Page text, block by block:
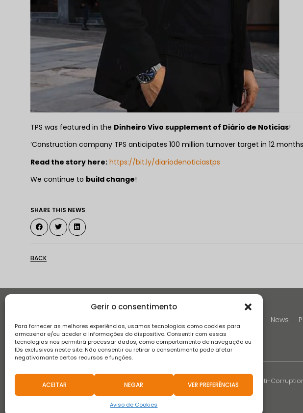
Gerir o consentimento
Para fornecer as melhores experiências, usamos tecnologias como cookies para
armazenar e/ou aceder a informações do dispositivo. Consentir com essas
tecnologias nos permitirá processar dados, como comportamento de navegação ou
IDs exclusivos neste site. Não consentir ou retirar o consentimento pode afetar
negativamante certos recursos e funções.
ACEITAR NEGAR VER PREFERÊNCIAS
Aviso de Cookies
TPS was featured in the Dinheiro Vivo supplement of Diário de Noticias!
‘Construction company TPS anticipates 100 million turnover target in 12
Read the story here: https://bit.ly/diariodenoticiastps
We continue to build change!
SHARE THIS NEWS
BACK
News
Terms and conditions Privacy Policy Complaint book FAQS Anti-
2021 © Teixeira, Pinto & Soares, SA - All Rights Reserved.